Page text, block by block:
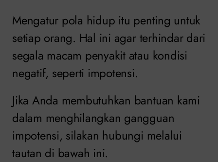
Mengatur pola hidup itu penting untuk
setiap orang. Hal ini agar terhindar dari
segala macam penyakit atau kondisi
negatif, seperti impotensi.
Jika Anda membutuhkan bantuan kami
dalam menghilangkan gangguan
impotensi, silakan hubungi melalui
tautan di bawah ini.